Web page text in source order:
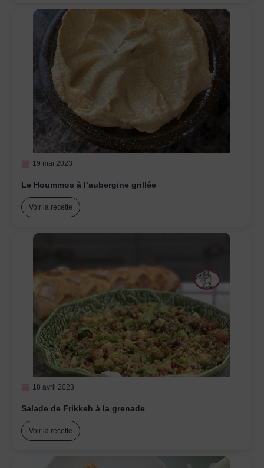
19 mai 2023
Le Hoummos à l’aubergine grillée
Voir la recette
18 avril 2023
Salade de Frikkeh à la grenade
Voir la recette